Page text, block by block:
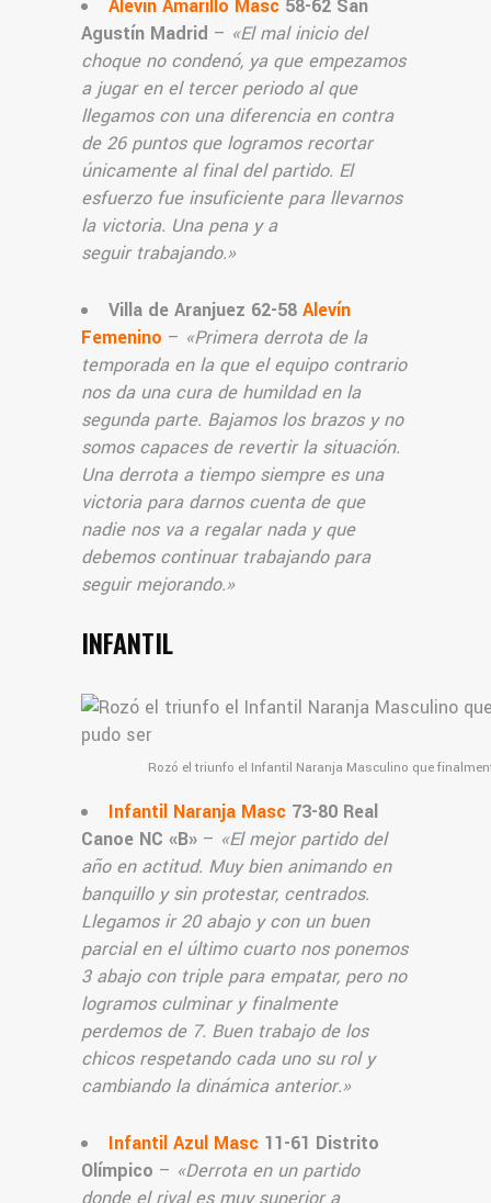
Alevín Amarillo Masc 58-62 San
Agustín Madrid – «El mal inicio del
choque no condenó, ya que empezamos
a jugar en el tercer periodo al que
llegamos con una diferencia en contra
de 26 puntos que logramos recortar
únicamente al final del partido. El
esfuerzo fue insuficiente para llevarnos
la victoria. Una pena y a
seguir trabajando.»
Villa de Aranjuez 62-58 Alevín
Femenino – «Primera derrota de la
temporada en la que el equipo contrario
nos da una cura de humildad en la
segunda parte. Bajamos los brazos y no
somos capaces de revertir la situación.
Una derrota a tiempo siempre es una
victoria para darnos cuenta de que
nadie nos va a regalar nada y que
debemos continuar trabajando para
seguir mejorando.»
INFANTIL
Rozó el triunfo el Infantil Naranja Masculino que
Infantil Naranja Masc 73-80 Real
Canoe NC «B» – «El mejor partido del
año en actitud. Muy bien animando en
banquillo y sin protestar, centrados.
Llegamos ir 20 abajo y con un buen
parcial en el último cuarto nos ponemos
3 abajo con triple para empatar, pero no
logramos culminar y finalmente
perdemos de 7. Buen trabajo de los
chicos respetando cada uno su rol y
cambiando la dinámica anterior.»
Infantil Azul Masc 11-61 Distrito
Olímpico – «Derrota en un partido